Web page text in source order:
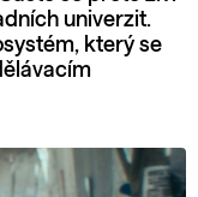
univerzit.
který se